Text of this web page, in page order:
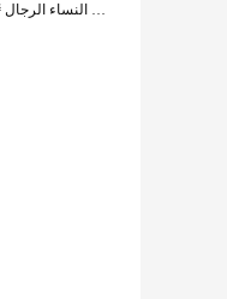
Aniyo المملكة العربية السعودية خريطة مع الأخضر قلادة مطلية بالمينا قلادة المملكة العربية السعودية رمز مجوهرات المملكة العربية السعودية النساء الرجال #305201